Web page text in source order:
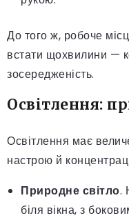
До того ж, робоче
встати щохвилини —
зосередженість.
Освітлення:
Освітлення має
настрою й
Природне світло.
біля вікна, з